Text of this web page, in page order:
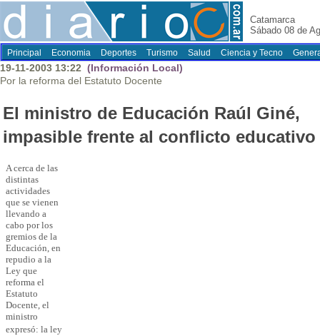
Catamarca
Sábado 08 de
Principal Economia Deportes Turismo Salud Ciencia y Tecno
19-11-2003 13:22 (Información Local)
Por la reforma del Estatuto Docente
El ministro de Educación Raúl Giné,
impasible frente al conflicto educativo
A cerca de las
distintas
actividades
que se vienen
llevando a
cabo por los
gremios de la
Educación, en
repudio a la
Ley que
reforma el
Estatuto
Docente, el
ministro
expresó: la ley